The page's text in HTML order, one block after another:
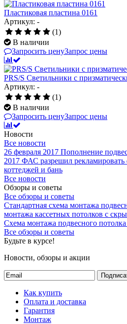
Пластиковая пластина 0161
Артикул: -
(1)
В наличии
Запросить ценуЗапрос цены
PRS/S Светильники с
Артикул: -
(1)
В наличии
Запросить ценуЗапрос цены
Новости
Все новости
26 февраля 2017 Пополнение
2017 ФАС разрешил рекламировать
коттеджей и бань
Все новости
Обзоры и советы
Все обзоры и советы
Стандартная схема монтажа
монтажа кассетных потолков с
Схема монтажа подвесного потолка
Все обзоры и советы
Будьте в курсе!
Новости, обзоры и акции
Как купить
Оплата и доставка
Гарантия
Монтаж